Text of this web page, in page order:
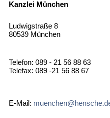
Kanzlei München
Ludwigstraße 8
80539 München
Telefon: 089 - 21 56 88 63
Telefax: 089 -21 56 88 67
E-Mail: